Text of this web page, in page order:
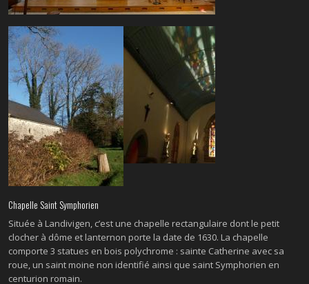
Chapelle Saint Symphorien
Située à Landivigen, c’est une chapelle rectangulaire dont le petit
clocher à dôme et lanternon porte la date de 1630. La chapelle
comporte 3 statues en bois polychrome : sainte Catherine avec sa
roue, un saint moine non identifié ainsi que saint Symphorien en
centurion romain.